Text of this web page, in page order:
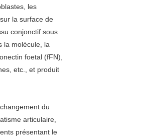
les
la surface de
conjonctif sous
la molécule, la
foetal (fFN),
etc., et produit
du
articulaire,
présentant le